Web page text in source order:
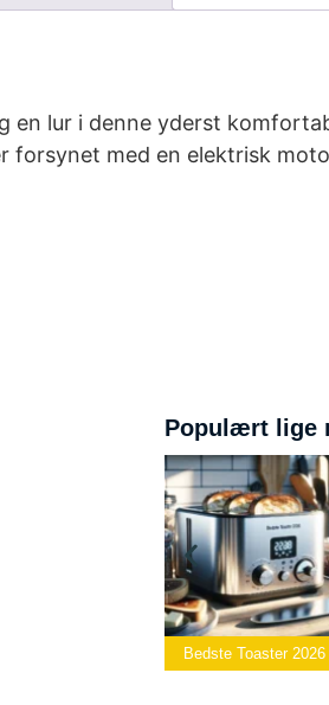
en lur i denne yderst
forsynet med en elektrisk
Populært lige
Bedste Elkedel